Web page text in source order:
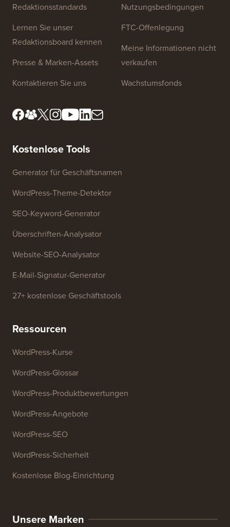
Redaktionsstandards
Lernen Sie unser
Redaktionsboard kennen
Presse & Marken-Assets
Kontaktieren Sie uns
Nutzungsbedingungen
FTC-Offenlegung
Meine Informationen nicht
verkaufen
Wachstumsfonds
Kostenlose Tools
Generator für Geschäftsnamen
WordPress-Theme-Detektor
SEO-Keyword-Generator
Überschriften-Analysator
Website-SEO-Analysator
E-Mail-Signatur-Generator
27+ kostenlose Geschäftstools
Ressourcen
WordPress-Kurse
WordPress-Glossar
WordPress-Produktbewertungen
WordPress-Angebote
WordPress-SEO
WordPress-Sicherheit
Kostenlose Blog-Einrichtung
Unsere Marken